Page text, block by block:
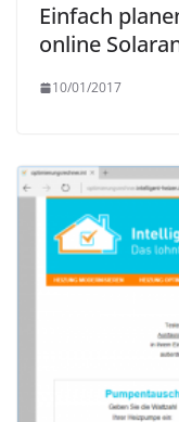
Einfach
online
10/01/2017